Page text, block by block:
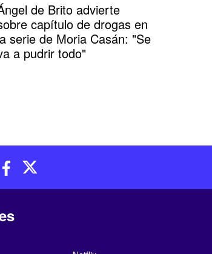
de Brito advierte
capítulo de drogas en
serie de Moria Casán: "Se
a pudrir todo"